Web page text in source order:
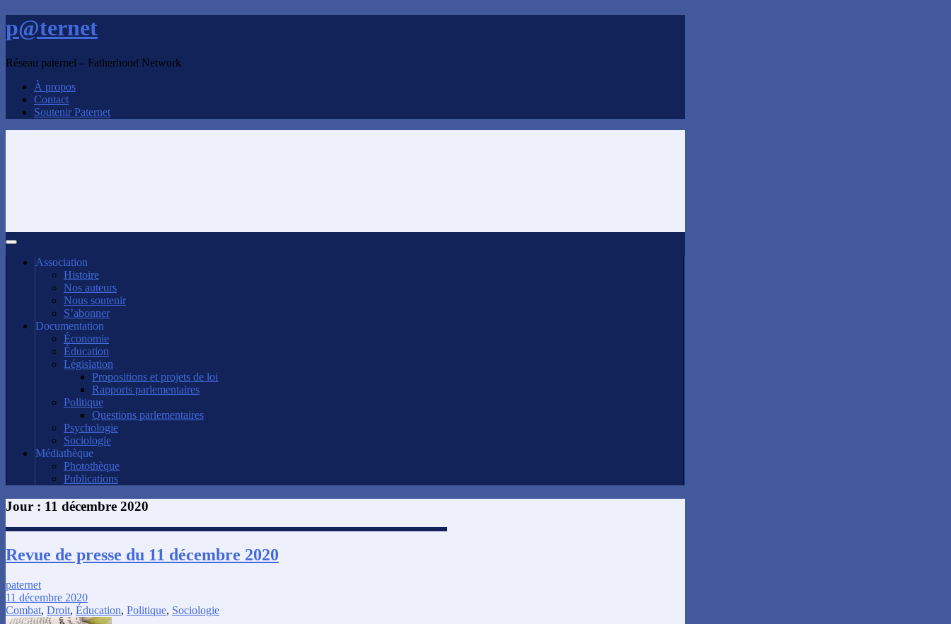
p@ternet
Réseau paternel – Fatherhood Network
À propos
Contact
Soutenir Paternet
Association
Histoire
Nos auteurs
Nous soutenir
S’abonner
Documentation
Économie
Éducation
Législation
Propositions et projets de loi
Rapports parlementaires
Politique
Questions parlementaires
Psychologie
Sociologie
Médiathèque
Photothèque
Publications
Jour : 11 décembre 2020
Revue de presse du 11 décembre 2020
paternet
11 décembre 2020
Combat, Droit, Éducation, Politique, Sociologie